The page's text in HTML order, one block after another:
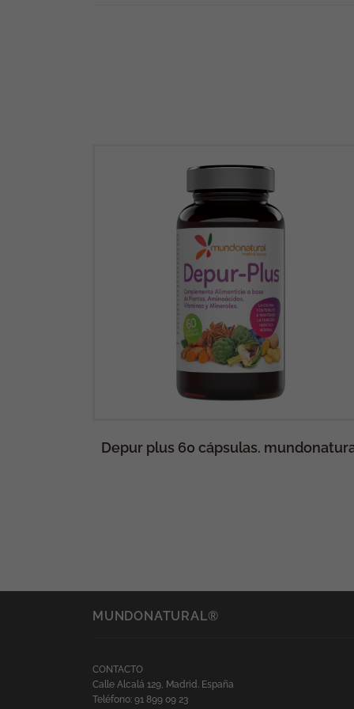
Depur plus 60 cápsulas.
MUNDONATURAL®
CONTACTO
Calle Alcalá 129, Madrid. España
Teléfono: 91 899 09 23